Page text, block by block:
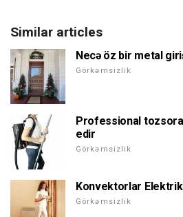
Similar articles
Necə öz bir metal
Görkəmsizlik
Professional
edir
Görkəmsizlik
Konvektorlar
Görkəmsizlik